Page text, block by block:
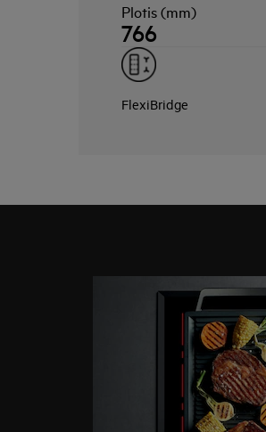
Plotis (mm)
766
FlexiBridge